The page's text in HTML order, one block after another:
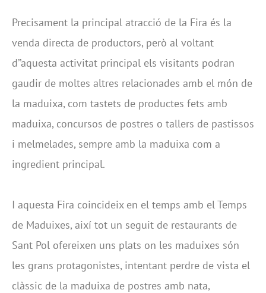
Precisament la principal atracció de la Fira és la
venda directa de productors, però al voltant
d’’aquesta activitat principal els visitants podran
gaudir de moltes altres relacionades amb el món de
la maduixa, com tastets de productes fets amb
maduixa, concursos de postres o tallers de pastissos
i melmelades, sempre amb la maduixa com a
ingredient principal.
I aquesta Fira coincideix en el temps amb el Temps
de Maduixes, així tot un seguit de restaurants de
Sant Pol ofereixen uns plats on les maduixes són
les grans protagonistes, intentant perdre de vista el
clàssic de la maduixa de postres amb nata,